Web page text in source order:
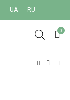
UA RU
0